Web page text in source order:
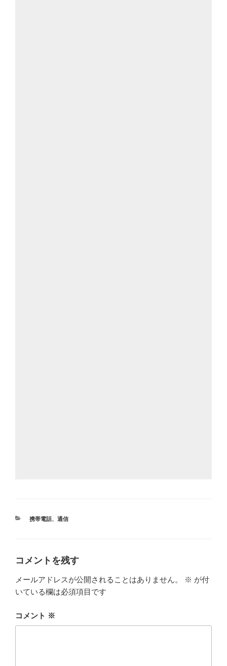
カ
携帯電話、 通信
コメントを残す
メールアドレスが公開されることはありません。 ※ が付
いている欄は必須項目です
コメント ※